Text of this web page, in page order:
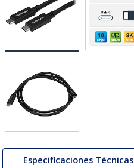
Especificaciones Técnicas